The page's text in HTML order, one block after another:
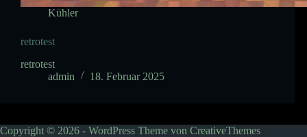
Kühler
retrotest
retrotest
admin
18. Februar 2025
Copyright © 2026 - WordPress Theme von CreativeThemes